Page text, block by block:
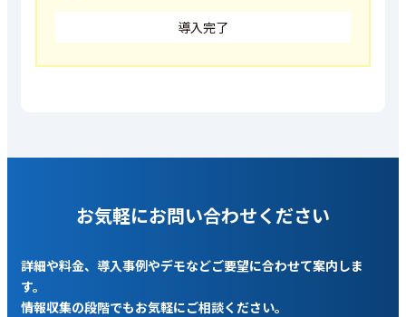
導入完了
お気軽にお問い合わせください
詳細や料金、導入事例やデモなどご要望に合わせて案内しま
す。
情報収集の段階でもお気軽にご相談ください。